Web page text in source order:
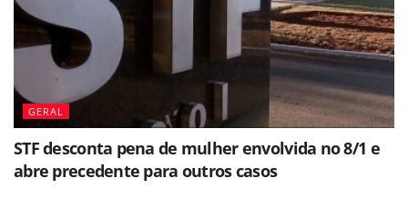
GERAL
STF desconta pena de mulher envolvida no 8/1 e
abre precedente para outros casos